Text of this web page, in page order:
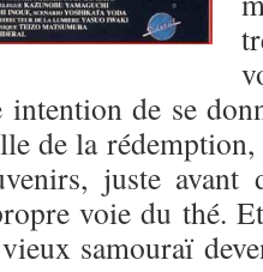
intention de se
de la
juste
voie du thé.
samouraï